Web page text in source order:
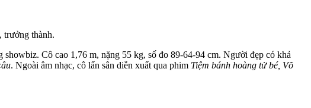
trưởng thành.
Cô cao 1,76 m, nặng 55 kg, số đo 89-64-94 cm. Người đẹp có khả
. Ngoài âm nhạc, cô lấn sân diễn xuất qua phim Tiệm bánh hoàng tử bé, Võ